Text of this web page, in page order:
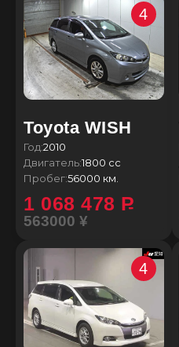
Toyota WISH
4
Год:2010
Двигатель:1800 сс
Пробег:56000 км.
1 068 478 P
563000 ¥
4